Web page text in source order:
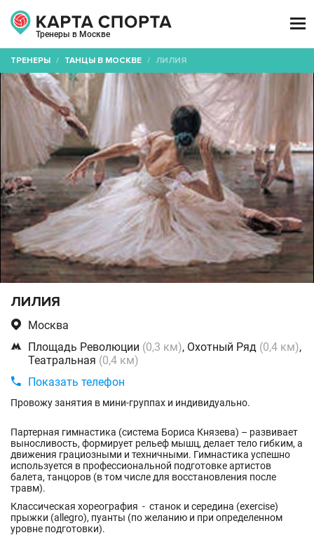
Тренеры в Москве

ТРЕНЕРЫ / ТАНЦЫ В МОСКВЕ / ЛИЛИЯ
ЛИЛИЯ
 Москва
 Площадь Революции (0,3 км), Охотный Ряд (0,4 км),
Театральная (0,4 км)
 Показать телефон
Провожу занятия в мини-группах и индивидуально.
Партерная гимнастика (система Бориса Князева) – развивает
выносливость, формирует рельеф мышц, делает тело гибким, а
движения грациозными и техничными. Гимнастика успешно
используется в профессиональной подготовке артистов
балета, танцоров (в том числе для восстановления после
травм).
Классическая хореография - станок и середина (exercise)
прыжки (allegro), пуанты (по желанию и при определенном
уровне подготовки).